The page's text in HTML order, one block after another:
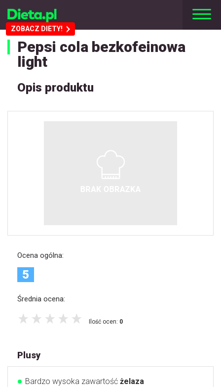
ZOBACZ DIETY!
Pepsi cola bezkofeinowa
light
Opis produktu
Ocena ogólna:
5
Średnia ocena:
Ilość ocen: 0
Plusy
Bardzo wysoka zawartość żelaza